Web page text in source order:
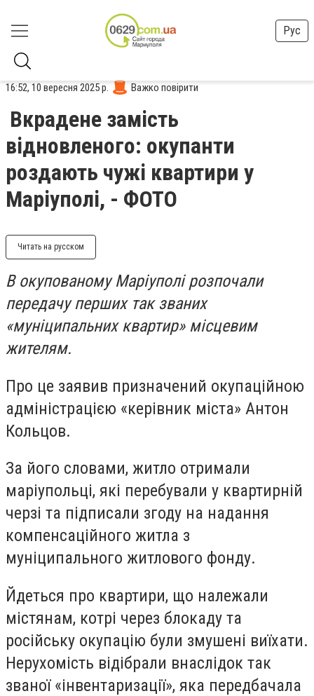
Рус
16:52, 10 вересня 2025 р. Важко повірити
Вкрадене замість
відновленого: окупанти
роздають чужі квартири у
Маріуполі, - ФОТО
Читать на русском
В окупованому Маріуполі розпочали
передачу перших так званих
«муніципальних квартир» місцевим
жителям.
Про це заявив призначений окупаційною
адміністрацією «керівник міста» Антон
Кольцов.
За його словами, житло отримали
маріупольці, які перебували у квартирній
черзі та підписали згоду на надання
компенсаційного житла з
муніципального житлового фонду.
Йдеться про квартири, що належали
містянам, котрі через блокаду та
російську окупацію були змушені виїхати.
Нерухомість відібрали внаслідок так
званої «інвентаризації», яка передбачала